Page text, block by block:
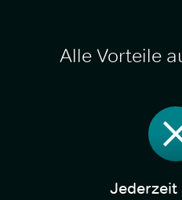
Alle Vorteile
Jederzeit